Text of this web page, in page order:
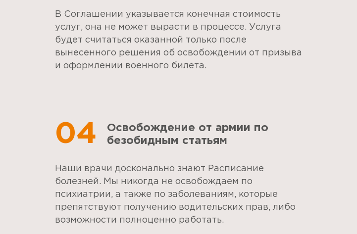
В Соглашении указывается конечная стоимость
услуг, она не может вырасти в процессе. Услуга
будет считаться оказанной только после
вынесенного решения об освобождении от призыва
и оформлении военного билета.
04
Освобождение от армии по
безобидным статьям
Наши врачи досконально знают Расписание
болезней. Мы никогда не освобождаем по
психиатрии, а также по заболеваниям, которые
препятствуют получению водительских прав, либо
возможности полноценно работать.